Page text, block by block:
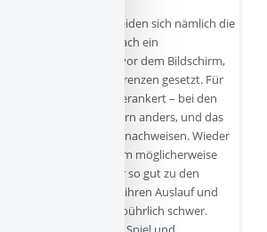
Schon da scheiden sich nämlich die
ist ADHS ja ganz einfach ein
Kinder sitzen zu viel vor dem Bildschirm,
bekommen keine Grenzen gesetzt. Für
Problem im Gehirn verankert – bei den
funktioniere das Gehirn anders, und das
Geräten auch nachweisen. Wieder
hin, dass das Problem möglicherweise
Welt heute nicht mehr so gut zu den
brauchen einfach ihren Auslauf und
Programm ungebührlich schwer.